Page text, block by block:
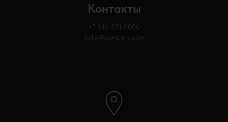
Контакты
+7 916 871 0000
hello@company.com